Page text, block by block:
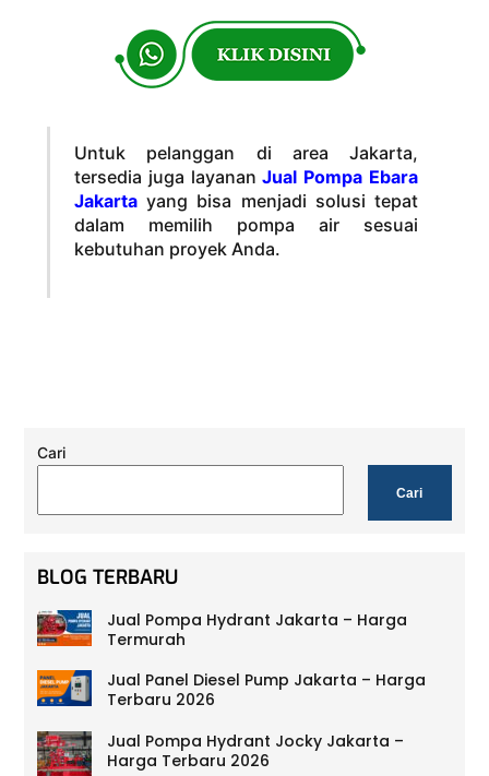
Untuk pelanggan di area Jakarta,
tersedia juga layanan Jual Pompa Ebara
Jakarta yang bisa menjadi solusi tepat
dalam memilih pompa air sesuai
kebutuhan proyek Anda.
Cari
Cari
BLOG TERBARU
Jual Pompa Hydrant Jakarta – Harga
Termurah
Jual Panel Diesel Pump Jakarta – Harga
Terbaru 2026
Jual Pompa Hydrant Jocky Jakarta –
Harga Terbaru 2026